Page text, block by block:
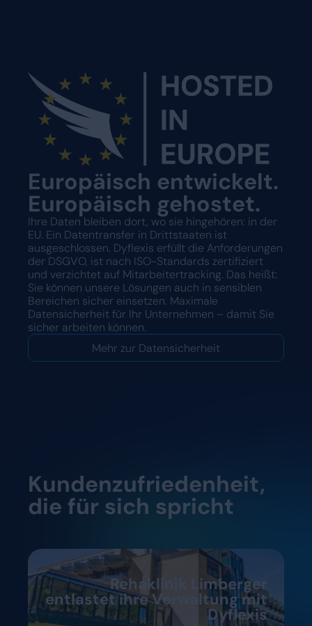
Europäisch entwickelt.
Europäisch gehostet.
Ihre Daten bleiben dort, wo sie hingehören: in der
EU. Ein Datentransfer in Drittstaaten ist
ausgeschlossen. Dyflexis erfüllt die Anforderungen
der DSGVO, ist nach ISO-Standards zertifiziert
und verzichtet auf Mitarbeitertracking. Das heißt:
Sie können unsere Lösungen auch in sensiblen
Bereichen sicher einsetzen. Maximale
Datensicherheit für Ihr Unternehmen – damit Sie
sicher arbeiten können.
Mehr zur Datensicherheit
Kundenzufriedenheit,
die für sich spricht
Rehaklinik Limberger
entlastet ihre Verwaltung mit
Dyflexis